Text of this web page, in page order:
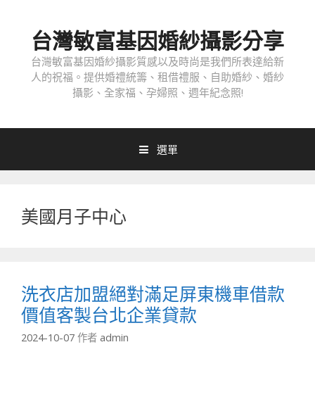
台灣敏富基因婚紗攝影分享
台灣敏富基因婚紗攝影質感以及時尚是我們所表達給新
人的祝福。提供婚禮統籌、租借禮服、自助婚紗、婚紗
攝影、全家福、孕婦照、週年紀念照!
選單
美國月子中心
洗衣店加盟絕對滿足屏東機車借款
價值客製台北企業貸款
2024-10-07 作者 admin